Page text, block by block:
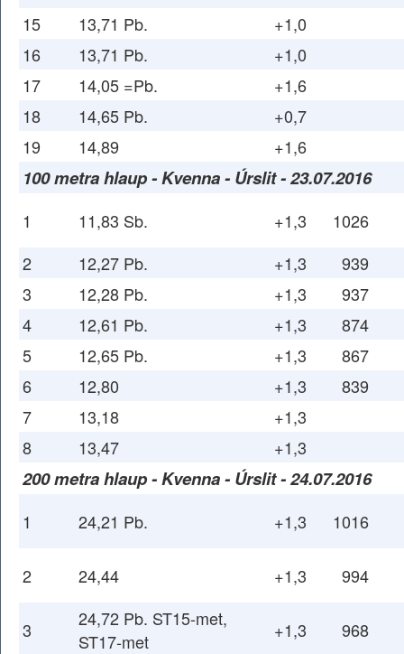
15
13,71 Pb.
+1,0
16
13,71 Pb.
+1,0
17
14,05 =Pb.
+1,6
18
14,65 Pb.
+0,7
19
14,89 +1,6
100 metra hlaup - Kvenna - Úrslit - 23.07.2016
1 11,83 Sb. +1,3
1026
2
12,27 Pb. +1,3
939
3
12,28 Pb. +1,3
937
4
12,61 Pb. +1,3
874
5
12,65 Pb. +1,3
867
6
12,80 +1,3
839
7
13,18
+1,3
8
13,47 +1,3
200 metra hlaup - Kvenna - Úrslit - 24.07.2016
1 24,21 Pb. +1,3 1016
2 24,44 +1,3 994
3
24,72 Pb. ST15-met,
ST17-met
+1,3
968